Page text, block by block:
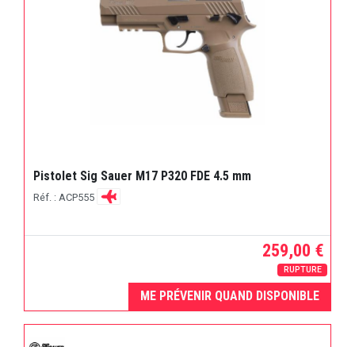
Pistolet Sig Sauer M17 P320 FDE 4.5 mm
Réf. : ACP555
259,00 €
RUPTURE
ME PRÉVENIR QUAND DISPONIBLE